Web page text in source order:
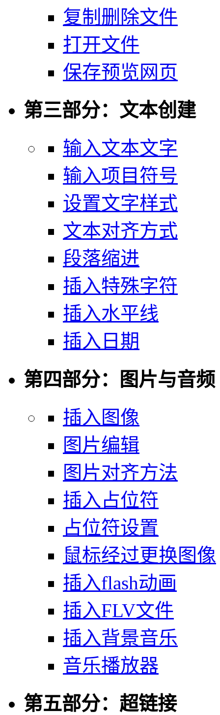
复制删除文件
打开文件
保存预览网页
第三部分：文本创建
输入文本文字
输入项目符号
设置文字样式
文本对齐方式
段落缩进
插入特殊字符
插入水平线
插入日期
第四部分：图片与音频
插入图像
图片编辑
图片对齐方法
插入占位符
占位符设置
鼠标经过更换图像
插入flash动画
插入FLV文件
插入背景音乐
音乐播放器
第五部分：超链接